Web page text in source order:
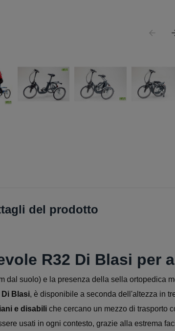
del prodotto
R32 Di Blasi per
dal suolo) e la presenza della sella
Di Blasi, è disponibile a seconda dell'altezza in
e disabili che cercano un mezzo di trasporto
usati in ogni contesto, grazie alla estrema